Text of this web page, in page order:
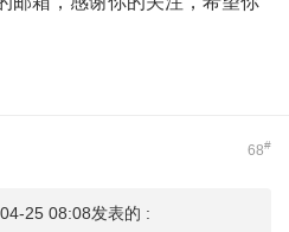
68#
25 08:08发表的 :